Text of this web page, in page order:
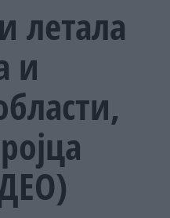
летала
и